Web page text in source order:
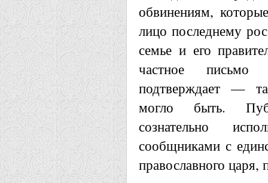
обвинениям,
лицо последнему
семье и его
частное письмо
подтверждает —
могло быть.
сознательно
сообщниками с
православного царя,